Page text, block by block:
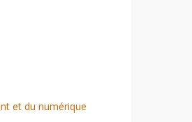
et du numérique